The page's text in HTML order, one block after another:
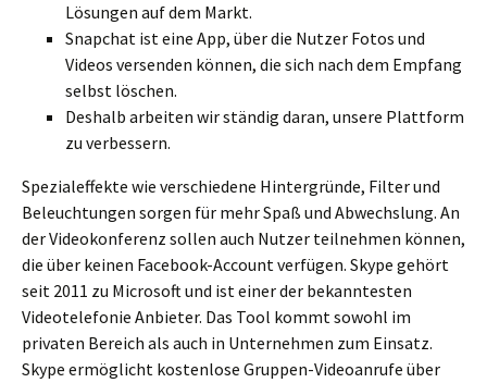
Lösungen auf dem Markt.
Snapchat ist eine App, über die Nutzer Fotos und
Videos versenden können, die sich nach dem Empfang
selbst löschen.
Deshalb arbeiten wir ständig daran, unsere Plattform
zu verbessern.
Spezialeffekte wie verschiedene Hintergründe, Filter und
Beleuchtungen sorgen für mehr Spaß und Abwechslung. An
der Videokonferenz sollen auch Nutzer teilnehmen können,
die über keinen Facebook-Account verfügen. Skype gehört
seit 2011 zu Microsoft und ist einer der bekanntesten
Videotelefonie Anbieter. Das Tool kommt sowohl im
privaten Bereich als auch in Unternehmen zum Einsatz.
Skype ermöglicht kostenlose Gruppen-Videoanrufe über